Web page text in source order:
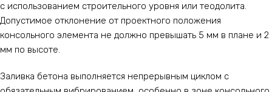
с использованием строительного уровня или теодолита.
Допустимое отклонение от проектного положения
консольного элемента не должно превышать 5 мм в плане и 2
мм по высоте.
Заливка бетона выполняется непрерывным циклом с